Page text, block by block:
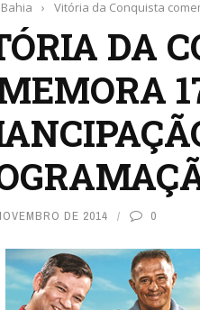
Bahia › Vitória da Conquista
DA
DE 2014 0